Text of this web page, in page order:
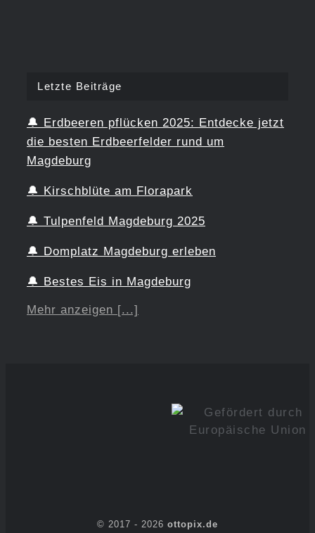
Letzte Beiträge
🔔 Erdbeeren pflücken 2025: Entdecke jetzt
die besten Erdbeerfelder rund um
Magdeburg
🔔 Kirschblüte am Florapark
🔔 Tulpenfeld Magdeburg 2025
🔔 Domplatz Magdeburg erleben
🔔 Bestes Eis in Magdeburg
Mehr anzeigen [...]
© 2017 - 2026 ottopix.de